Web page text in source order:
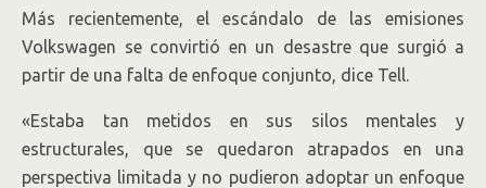
Más recientemente, el escándalo de las emisiones
Volkswagen se convirtió en un desastre que surgió a
partir de una falta de enfoque conjunto, dice Tell.
«Estaba tan metidos en sus silos mentales y
estructurales, que se quedaron atrapados en una
perspectiva limitada y no pudieron adoptar un enfoque